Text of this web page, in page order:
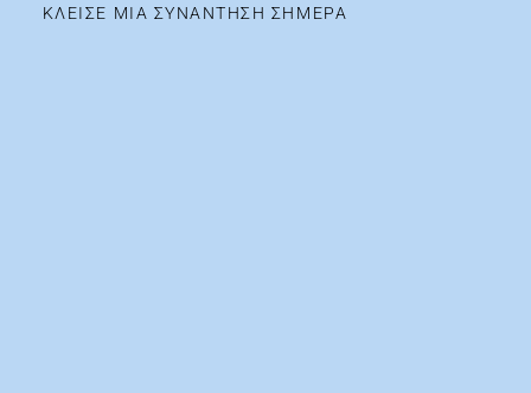
ΚΛΕΙΣΕ ΜΙΑ ΣΥΝΑΝΤΗΣΗ ΣΗΜΕΡΑ